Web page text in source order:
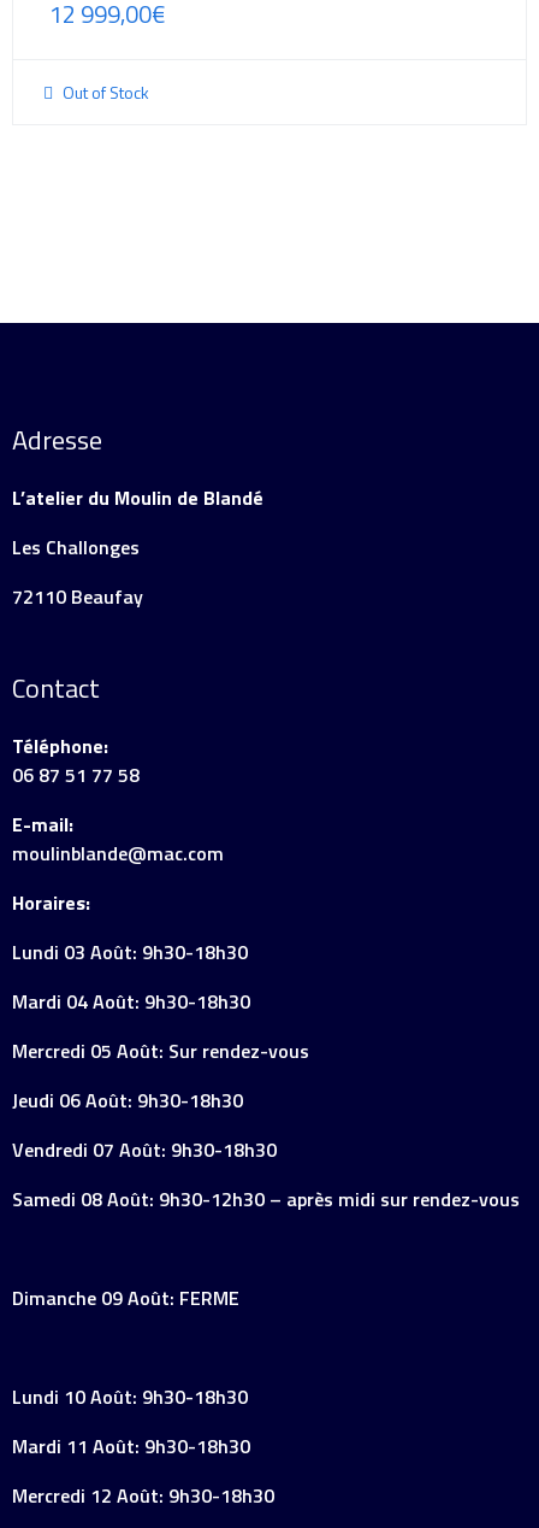
12 999,00€
Out of Stock
Adresse
L’atelier du Moulin de Blandé
Les Challonges
72110 Beaufay
Contact
Téléphone:
06 87 51 77 58
E-mail:
moulinblande@mac.com
Horaires:
Lundi 03 Août: 9h30-18h30
Mardi 04 Août: 9h30-18h30
Mercredi 05 Août: Sur rendez-vous
Jeudi 06 Août: 9h30-18h30
Vendredi 07 Août: 9h30-18h30
Samedi 08 Août: 9h30-12h30 – après midi sur rendez-vous
Dimanche 09 Août: FERME
Lundi 10 Août: 9h30-18h30
Mardi 11 Août: 9h30-18h30
Mercredi 12 Août: 9h30-18h30